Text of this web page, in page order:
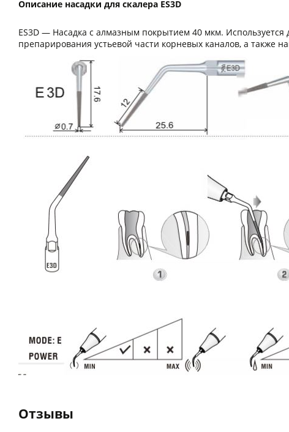
Описание насадки для скалера ES3D
ES3D — Насадка с алмазным покрытием 40 мкм.
препарирования устьевой части корневых каналов, а также
Отзывы